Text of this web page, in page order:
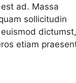
ad. Massa
sollicitudin
dictumst,
etiam